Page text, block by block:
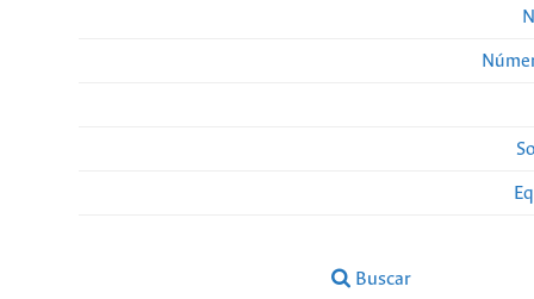
Buscar